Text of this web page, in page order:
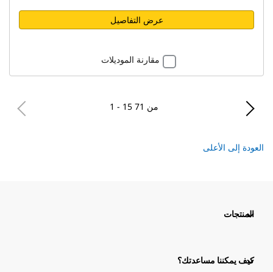
عرض التفاصيل
مقارنة الموديلات
1 - 15 من 71
العودة إلى الأعلى
المنتجات
كيف يمكننا مساعدتك؟